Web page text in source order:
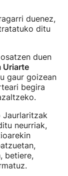
duenez,
ditu
duen
Uriarte
gaur goizean
begira
Jaurlaritzak
neurriak,
betiere,